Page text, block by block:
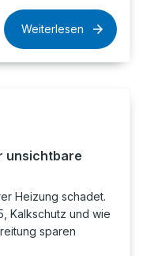
Weiterlesen
unsichtbare
Heizung schadet.
Kalkschutz und wie
sparen